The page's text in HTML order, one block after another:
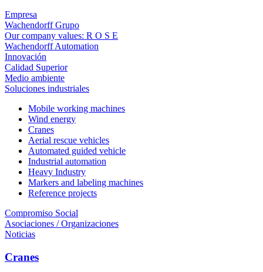
Empresa
Wachendorff Grupo
Our company values: R O S E
Wachendorff Automation
Innovación
Calidad Superior
Medio ambiente
Soluciones industriales
Mobile working machines
Wind energy
Cranes
Aerial rescue vehicles
Automated guided vehicle
Industrial automation
Heavy Industry
Markers and labeling machines
Reference projects
Compromiso Social
Asociaciones / Organizaciones
Noticias
Cranes